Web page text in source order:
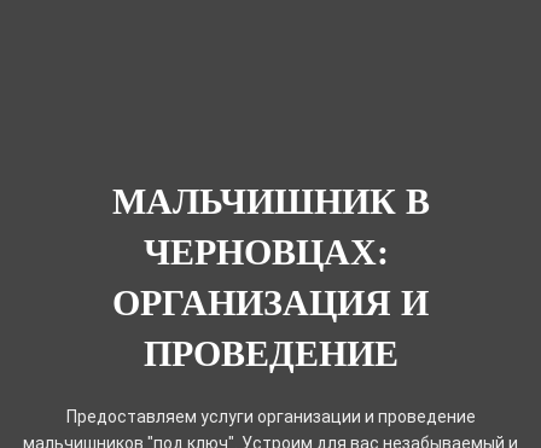
МАЛЬЧИШНИК В
ЧЕРНОВЦАХ:
ОРГАНИЗАЦИЯ И
ПРОВЕДЕНИЕ
Предоставляем услуги организации и проведение
мальчишников "под ключ". Устроим для вас незабываемый и